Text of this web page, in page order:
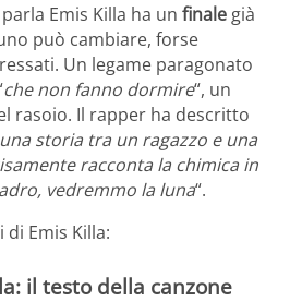
Emis Killa ha un finale già
può cambiare, forse
Un legame paragonato
che non fanno dormire“, un
rasoio. Il rapper ha descritto
storia tra un ragazzo e una
racconta la chimica in
vedremmo la luna“.
di Emis Killa:
il testo della canzone